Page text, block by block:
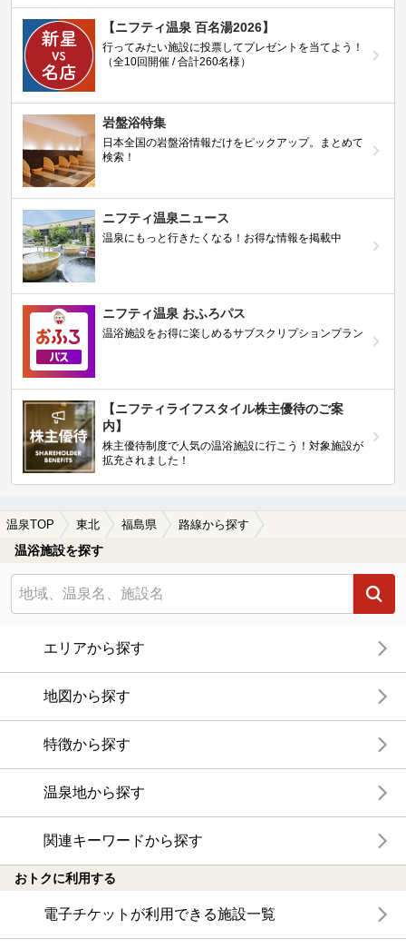
【ニフティ温泉 百名湯2026】
行ってみたい施設に投票してプレゼントを当てよう！
（全10回開催 / 合計260名様）
岩盤浴特集
日本全国の岩盤浴情報だけをピックアップ。まとめて
検索！
ニフティ温泉ニュース
温泉にもっと行きたくなる！お得な情報を掲載中
ニフティ温泉 おふろパス
温浴施設をお得に楽しめるサブスクリプションプラン
【ニフティライフスタイル株主優待のご案
内】
株主優待制度で人気の温浴施設に行こう！対象施設が
拡充されました！
温泉TOP 東北 福島県 路線から探す
温浴施設を探す
エリアから探す
地図から探す
特徴から探す
温泉地から探す
関連キーワードから探す
おトクに利用する
電子チケットが利用できる施設一覧